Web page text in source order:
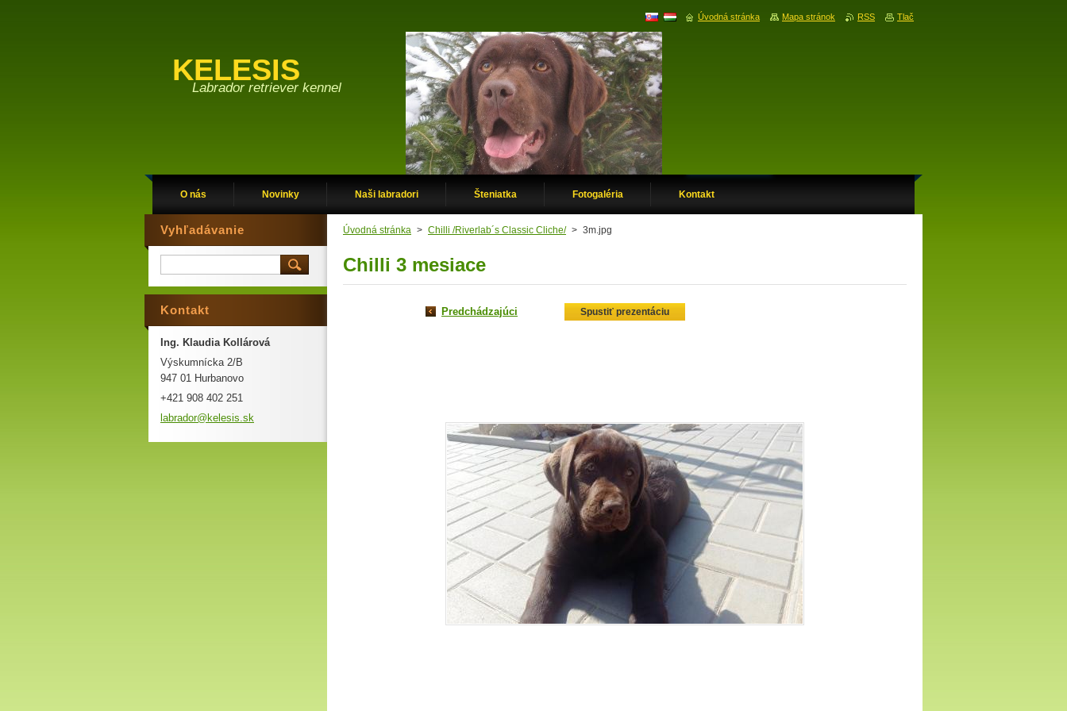
KELESIS
Labrador retriever kennel
O nás Novinky Naši labradori Šteniatka Fotogaléria Kontakt
Úvodná stránka > Chilli /Riverlab´s Classic Cliche/ > 3m.jpg
Chilli 3 mesiace
Predchádzajúci Spustiť prezentáciu
Vyhľadávanie
Kontakt
Ing. Klaudia Kollárová
Výskumnícka 2/B
947 01 Hurbanovo
+421 908 402 251
labrador@kelesis.sk
Úvodná stránka Mapa stránok RSS Tlač